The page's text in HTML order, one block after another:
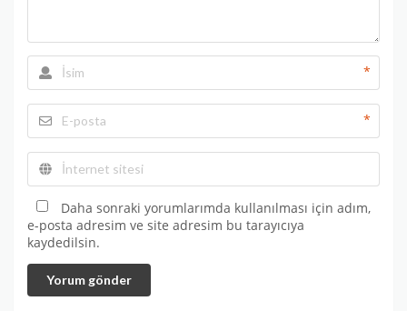
*
*
Daha sonraki yorumlarımda kullanılması için adım,
e-posta adresim ve site adresim bu tarayıcıya
kaydedilsin.
Yorum gönder